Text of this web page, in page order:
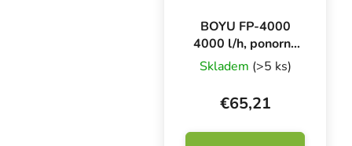
BOYU FP-4000
4000 l/h, ponorné
čerpadlo
Skladem (>5 ks)
€65,21